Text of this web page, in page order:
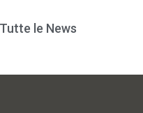
Tutte le News